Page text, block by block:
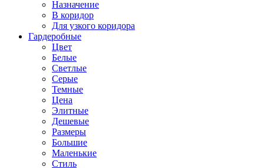
Назначение
В коридор
Для узкого коридора
Гардеробные
Цвет
Белые
Светлые
Серые
Темные
Цена
Элитные
Дешевые
Размеры
Большие
Маленькие
Стиль